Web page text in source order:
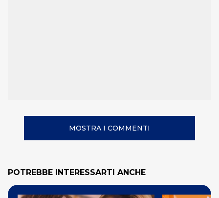
MOSTRA I COMMENTI
POTREBBE INTERESSARTI ANCHE